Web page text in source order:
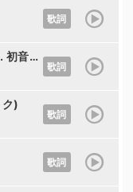
歌詞
Dystopian Nightmare (feat. 初音ミク)
歌詞
)
歌詞
歌詞